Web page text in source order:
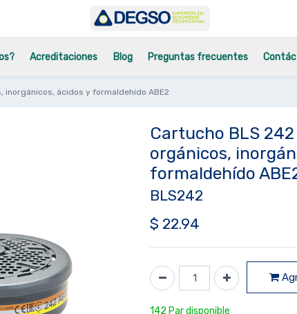
Acreditaciones Blog Preguntas frecuentes
inorgánicos, ácidos y formaldehído ABE2
Cartucho BLS
orgánicos,
formaldehído
BLS242
$ 22.94
142 Par disponible